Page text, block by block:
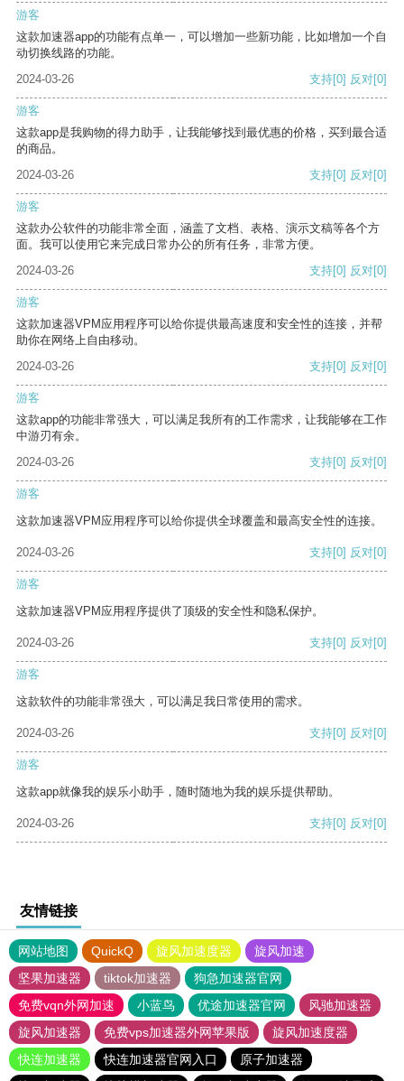
游客
这款加速器app的功能有点单一，可以增加一些新功能，比如增加一个自
动切换线路的功能。
2024-03-26
支持[0] 反对[0]
游客
这款app是我购物的得力助手，让我能够找到最优惠的价格，买到最合适
的商品。
2024-03-26
支持[0] 反对[0]
游客
这款办公软件的功能非常全面，涵盖了文档、表格、演示文稿等各个方
面。我可以使用它来完成日常办公的所有任务，非常方便。
2024-03-26
支持[0] 反对[0]
游客
这款加速器VPM应用程序可以给你提供最高速度和安全性的连接，并帮
助你在网络上自由移动。
2024-03-26
支持[0] 反对[0]
游客
这款app的功能非常强大，可以满足我所有的工作需求，让我能够在工作
中游刃有余。
2024-03-26
支持[0] 反对[0]
游客
这款加速器VPM应用程序可以给你提供全球覆盖和最高安全性的连接。
2024-03-26 支持[0] 反对[0]
游客
这款加速器VPM应用程序提供了顶级的安全性和隐私保护。
2024-03-26 支持[0] 反对[0]
游客
这款软件的功能非常强大，可以满足我日常使用的需求。
2024-03-26 支持[0] 反对[0]
游客
这款app就像我的娱乐小助手，随时随地为我的娱乐提供帮助。
2024-03-26 支持[0] 反对[0]
友情链接
网站地图 QuickQ 旋风加速度器
旋风加速
坚果加速器
tiktok加速器
狗急加速器官网
免费vqn外网加速
小蓝鸟 优途加速器官网
风驰加速器
旋风加速器
免费vps加速器外网苹果版
旋风加速度器
快连加速器
快连加速器官网入口
原子加速器